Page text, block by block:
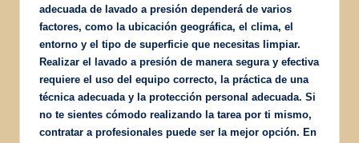
adecuada de lavado a presión dependerá de varios
factores, como la ubicación geográfica, el clima, el
entorno y el tipo de superficie que necesitas limpiar.
Realizar el lavado a presión de manera segura y efectiva
requiere el uso del equipo correcto, la práctica de una
técnica adecuada y la protección personal adecuada. Si
no te sientes cómodo realizando la tarea por ti mismo,
contratar a profesionales puede ser la mejor opción. En